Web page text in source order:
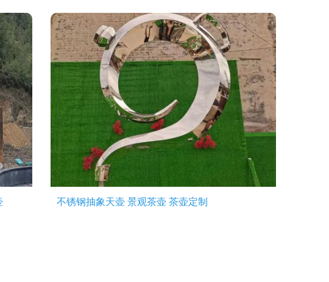
不锈钢抽象天壶 景观茶壶 茶壶定制